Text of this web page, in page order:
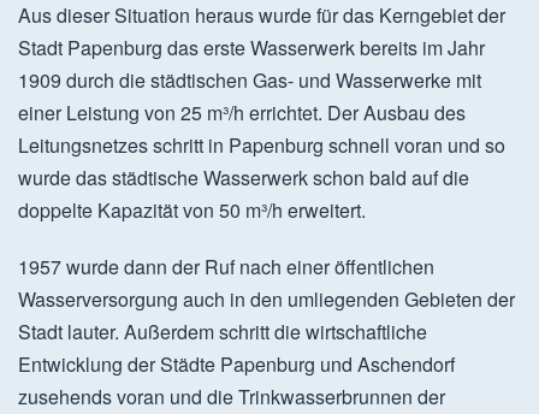
Aus dieser Situation heraus wurde für das Kerngebiet der
Stadt Papenburg das erste Wasserwerk bereits im Jahr
1909 durch die städtischen Gas- und Wasserwerke mit
einer Leistung von 25 m³/h errichtet. Der Ausbau des
Leitungsnetzes schritt in Papenburg schnell voran und so
wurde das städtische Wasserwerk schon bald auf die
doppelte Kapazität von 50 m³/h erweitert.
1957 wurde dann der Ruf nach einer öffentlichen
Wasserversorgung auch in den umliegenden Gebieten der
Stadt lauter. Außerdem schritt die wirtschaftliche
Entwicklung der Städte Papenburg und Aschendorf
zusehends voran und die Trinkwasserbrunnen der